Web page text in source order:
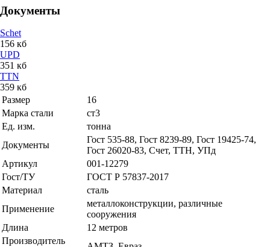
Документы
Schet
156 кб
UPD
351 кб
TTN
359 кб
Размер
16
Марка стали
ст3
Ед. изм.
тонна
Документы
Гост 535-88, Гост 8239-89, Гост 19425-74,
Гост 26020-83, Счет, ТТН, УПд
Артикул
001-12279
Гост/ТУ
ГОСТ Р 57837-2017
Материал
сталь
Применение
металлоконструкции, различные
сооружения
Длина
12 метров
Производитель